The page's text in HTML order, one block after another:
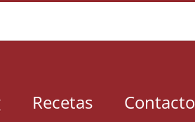
Recetas Contacto